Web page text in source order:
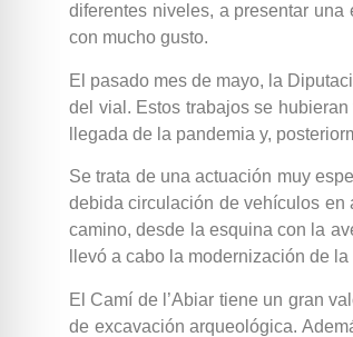
diferentes niveles, a presentar
con mucho gusto.
El pasado mes de mayo, la
del vial. Estos trabajos se
llegada de la pandemia y,
Se trata de una actuación muy
debida circulación de vehículos en
camino, desde la esquina con la
llevó a cabo la modernización de
El Camí de l’Abiar tiene un gran
de excavación arqueológica.